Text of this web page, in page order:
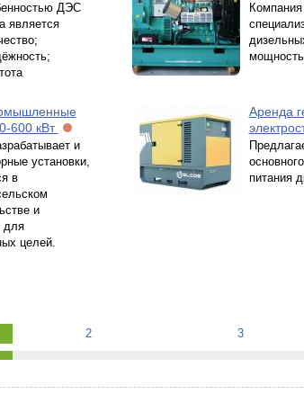
ДЭС
является
600 кВт
и
установки,
в
и
для
целей.
Аренда
питания
2 3